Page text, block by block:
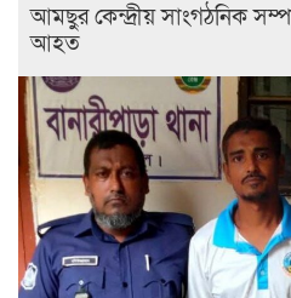
আমছুর কেন্দ্রীয় সাংগঠনিক
আহত